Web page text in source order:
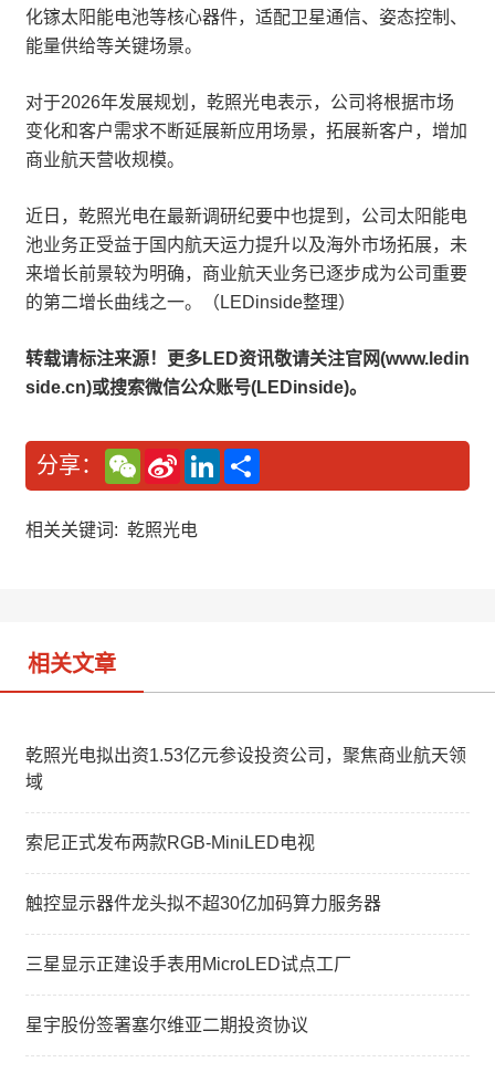
化镓太阳能电池等核心器件，适配卫星通信、姿态控制、
能量供给等关键场景。
对于2026年发展规划，乾照光电表示，公司将根据市场
变化和客户需求不断延展新应用场景，拓展新客户，增加
商业航天营收规模。
近日，乾照光电在最新调研纪要中也提到，公司太阳能电
池业务正受益于国内航天运力提升以及海外市场拓展，未
来增长前景较为明确，商业航天业务已逐步成为公司重要
的第二增长曲线之一。（LEDinside整理）
转载请标注来源！更多LED资讯敬请关注官网(www.ledin
side.cn)或搜索微信公众账号(LEDinside)。
分享：
W
e
C
a
S
n
W
L
n
相关关键词: 乾照光电
相关文章
乾照光电拟出资1.53亿元参设投资公司，聚焦商业航天领
域
索尼正式发布两款RGB-MiniLED电视
触控显示器件龙头拟不超30亿加码算力服务器
三星显示正建设手表用MicroLED试点工厂
星宇股份签署塞尔维亚二期投资协议